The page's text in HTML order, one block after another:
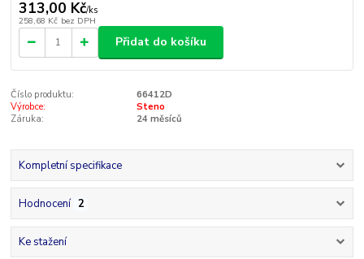
313,00 Kč/ks
258,68 Kč bez DPH
Přidat do košíku
Číslo produktu:
66412D
Výrobce:
Steno
Záruka:
24 měsíců
Kompletní specifikace
Hodnocení 2
Ke stažení